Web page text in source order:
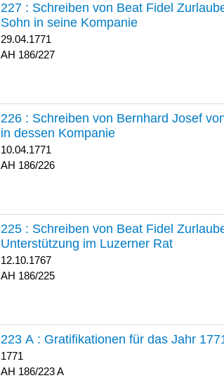
227 : Schreiben von Beat Fidel
Sohn in seine Kompanie
29.04.1771
186/227
226 : Schreiben von Bernhard Josef
in dessen Kompanie
10.04.1771
186/226
225 : Schreiben von Beat Fidel
Unterstützung im Luzerner Rat
12.10.1767
186/225
223 A : Gratifikationen für das Jahr
1771
186/223 A